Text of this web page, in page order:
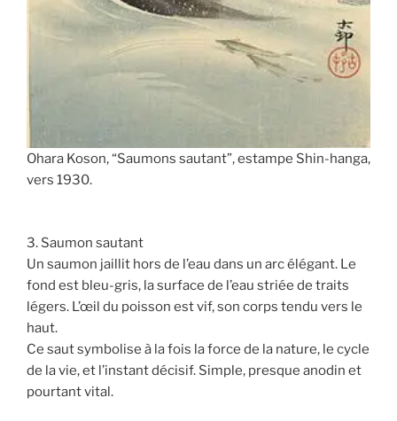
Ohara Koson, “Saumons sautant”, estampe Shin-hanga,
vers 1930.
3. Saumon sautant
Un saumon jaillit hors de l’eau dans un arc élégant. Le
fond est bleu-gris, la surface de l’eau striée de traits
légers. L’œil du poisson est vif, son corps tendu vers le
haut.
Ce saut symbolise à la fois la force de la nature, le cycle
de la vie, et l’instant décisif. Simple, presque anodin et
pourtant vital.